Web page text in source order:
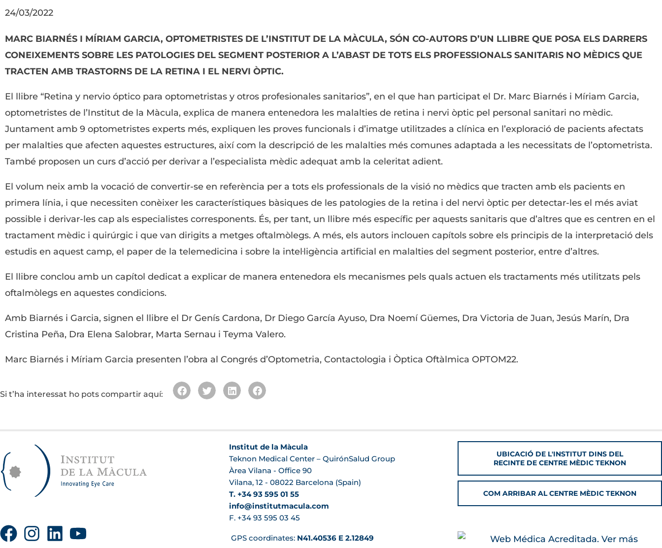
24/03/2022
MARC BIARNÉS I MÍRIAM GARCIA, OPTOMETRISTES DE L’INSTITUT DE LA MÀCULA, SÓN CO-AUTORS D’UN LLIBRE QUE POSA ELS DARRERS
CONEIXEMENTS SOBRE LES PATOLOGIES DEL SEGMENT POSTERIOR A L’ABAST DE TOTS ELS PROFESSIONALS SANITARIS NO MÈDICS QUE
TRACTEN AMB TRASTORNS DE LA RETINA I EL NERVI ÒPTIC.
El llibre “Retina y nervio óptico para optometristas y otros profesionales sanitarios”, en el que han participat el Dr. Marc Biarnés i Míriam Garcia,
optometristes de l’Institut de la Màcula, explica de manera entenedora les malalties de retina i nervi òptic pel personal sanitari no mèdic.
Juntament amb 9 optometristes experts més, expliquen les proves funcionals i d’imatge utilitzades a clínica en l’exploració de pacients afectats
per malalties que afecten aquestes estructures, així com la descripció de les malalties més comunes adaptada a les necessitats de l’optometrista.
També proposen un curs d’acció per derivar a l’especialista mèdic adequat amb la celeritat adient.
El volum neix amb la vocació de convertir-se en referència per a tots els professionals de la visió no mèdics que tracten amb els pacients en
primera línia, i que necessiten conèixer les característiques bàsiques de les patologies de la retina i del nervi òptic per detectar-les el més aviat
possible i derivar-les cap als especialistes corresponents. És, per tant, un llibre més específic per aquests sanitaris que d’altres que es centren en el
tractament mèdic i quirúrgic i que van dirigits a metges oftalmòlegs. A més, els autors inclouen capítols sobre els principis de la interpretació dels
estudis en aquest camp, el paper de la telemedicina i sobre la intel·ligència artificial en malalties del segment posterior, entre d’altres.
El llibre conclou amb un capítol dedicat a explicar de manera entenedora els mecanismes pels quals actuen els tractaments més utilitzats pels
oftalmòlegs en aquestes condicions.
Amb Biarnés i Garcia, signen el llibre el Dr Genís Cardona, Dr Diego García Ayuso, Dra Noemí Güemes, Dra Victoria de Juan, Jesús Marín, Dra
Cristina Peña, Dra Elena Salobrar, Marta Sernau i Teyma Valero.
Marc Biarnés i Míriam Garcia presenten l’obra al Congrés d’Optometria, Contactologia i Òptica Oftàlmica OPTOM22.
Si t’ha interessat ho pots compartir aquí:
Institut de la Màcula
Teknon Medical Center – QuirónSalud Group
Àrea Vilana - Office 90
Vilana, 12 - 08022 Barcelona (Spain)
T. +34 93 595 01 55
info@institutmacula.com
F. +34 93 595 03 45
GPS coordinates: N41.40536 E 2.12849
UBICACIÓ DE L'INSTITUT DINS DEL
RECINTE DE CENTRE MÈDIC TEKNON
COM ARRIBAR AL CENTRE MÈDIC TEKNON